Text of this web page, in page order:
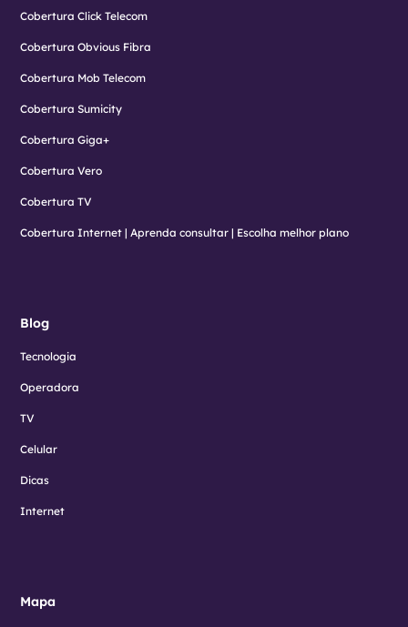
Cobertura Click Telecom
Cobertura Obvious Fibra
Cobertura Mob Telecom
Cobertura Sumicity
Cobertura Giga+
Cobertura Vero
Cobertura TV
Cobertura Internet | Aprenda consultar | Escolha melhor plano
Blog
Tecnologia
Operadora
TV
Celular
Dicas
Internet
Mapa